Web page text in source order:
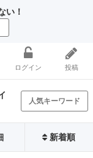
い！
ログイン 投稿
人気キーワード
新着順